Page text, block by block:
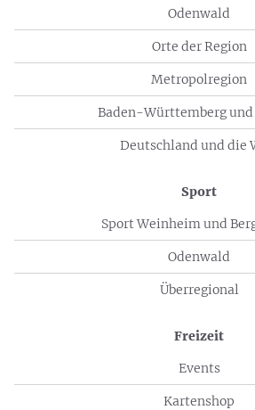
Odenwald
Orte der Region
Metropolregion
Baden-Württemberg und
Deutschland und die
Sport
Sport Weinheim und
Odenwald
Überregional
Freizeit
Events
Kartenshop